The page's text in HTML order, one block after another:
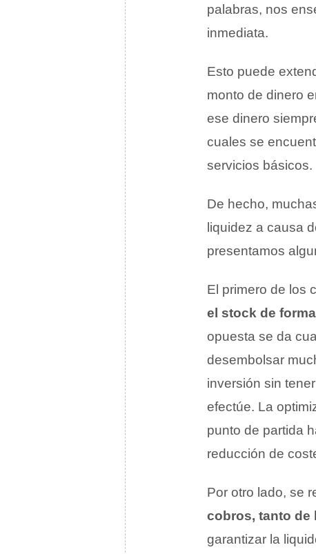
palabras, nos
inmediata.
Esto puede
monto de dinero
ese dinero
cuales se
servicios básicos.
De hecho,
liquidez a causa
presentamos
El primero de los
el stock de
opuesta se da
desembolsar
inversión sin
efectúe. La
punto de partida
reducción de
Por otro lado, se
cobros, tanto de
garantizar la